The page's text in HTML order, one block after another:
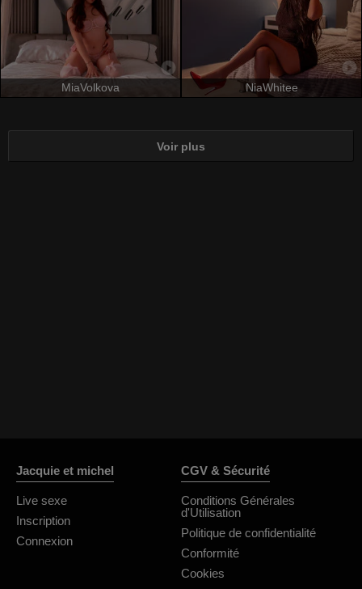
MiaVolkova NiaWhitee
Voir plus
Jacquie et michel
Live sexe
Inscription
Connexion
CGV & Sécurité
Conditions Générales
d'Utilisation
Politique de confidentialité
Conformité
Cookies